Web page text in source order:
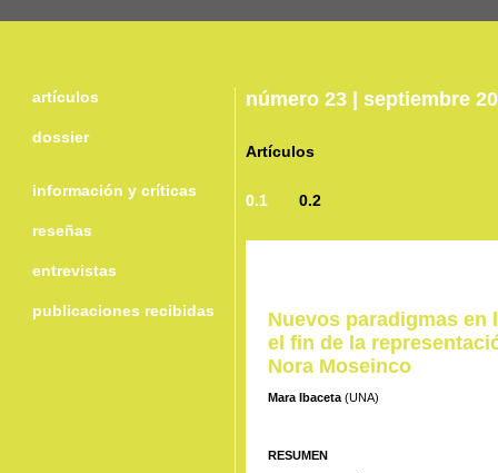
artículos
dossier
información y críticas
reseñas
entrevistas
publicaciones recibidas
número 23 | septiembre
Artículos
0.1 0.2
Nuevos paradigmas en
el fin de la
Nora Moseinco
Mara Ibaceta (UNA)
RESUMEN